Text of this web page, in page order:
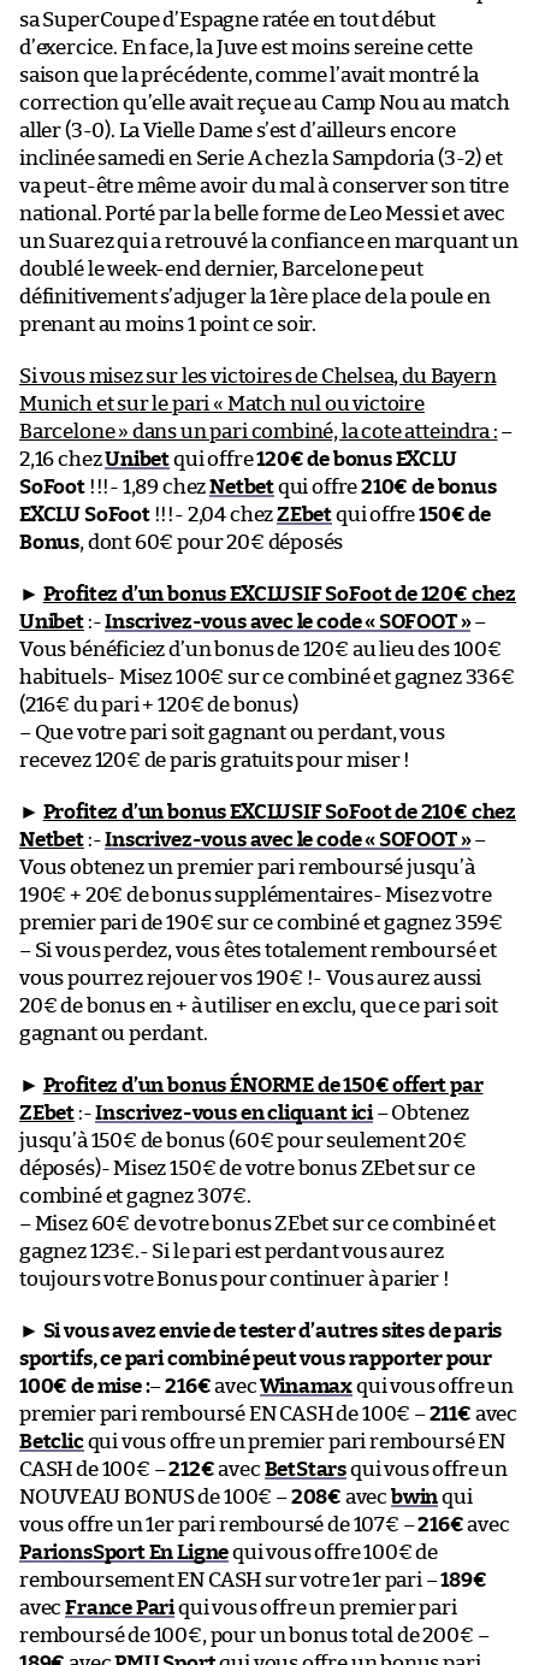
sa SuperCoupe d’Espagne ratée en tout début
d’exercice. En face, la Juve est moins sereine cette
saison que la précédente, comme l’avait montré la
correction qu’elle avait reçue au Camp Nou au match
aller (3-0). La Vielle Dame s’est d’ailleurs encore
inclinée samedi en Serie A chez la Sampdoria (3-2) et
va peut-être même avoir du mal à conserver son titre
national. Porté par la belle forme de Leo Messi et avec
un Suarez qui a retrouvé la confiance en marquant un
doublé le week-end dernier, Barcelone peut
définitivement s’adjuger la 1ère place de la poule en
prenant au moins 1 point ce soir.
Si vous misez sur les victoires de Chelsea, du Bayern
Munich et sur le pari « Match nul ou victoire
Barcelone » dans un pari combiné, la cote atteindra : –
2,16 chezUnibetqui offre120€ de bonus EXCLU
SoFoot!!!- 1,89 chezNetbetqui offre210€ de bonus
EXCLU SoFoot!!!- 2,04 chezZEbetqui offre150€ de
Bonus, dont 60€ pour 20€ déposés
► Profitez d’un bonus EXCLUSIF SoFoot de 120€ chez
Unibet:-Inscrivez-vous avec le code « SOFOOT »–
Vous bénéficiez d’un bonus de 120€ au lieu des 100€
habituels- Misez 100€ sur ce combiné et gagnez 336€
(216€ du pari + 120€ de bonus)
– Que votre pari soit gagnant ou perdant, vous
recevez 120€ de paris gratuits pour miser !
► Profitez d’un bonus EXCLUSIF SoFoot de 210€ chez
Netbet:-Inscrivez-vous avec le code « SOFOOT »–
Vous obtenez un premier pari remboursé jusqu’à
190€ + 20€ de bonus supplémentaires- Misez votre
premier pari de 190€ sur ce combiné et gagnez 359€
– Si vous perdez, vous êtes totalement remboursé et
vous pourrez rejouer vos 190€ !- Vous aurez aussi
20€ de bonus en + à utiliser en exclu, que ce pari soit
gagnant ou perdant.
► Profitez d’un bonus ÉNORME de 150€ offert par
ZEbet :-Inscrivez-vous en cliquant ici– Obtenez
jusqu’à 150€ de bonus (60€ pour seulement 20€
déposés)- Misez 150€ de votre bonus ZEbet sur ce
combiné et gagnez 307€.
– Misez 60€ de votre bonus ZEbet sur ce combiné et
gagnez 123€.- Si le pari est perdant vous aurez
toujours votre Bonus pour continuer à parier !
► Si vous avez envie de tester d’autres sites de paris
sportifs, ce pari combiné peut vous rapporter pour
100€ de mise :–216€avecWinamaxqui vous offre un
premier pari remboursé EN CASH de 100€ –211€ avec
Betclicqui vous offre un premier pari remboursé EN
CASH de 100€ –212€avec BetStarsqui vous offre un
NOUVEAU BONUS de 100€ –208€ avec bwinqui
vous offre un 1er pari remboursé de 107€ –216€avec
ParionsSport En Lignequi vous offre 100€ de
remboursement EN CASH sur votre 1er pari –189€
avecFrance Pariqui vous offre un premier pari
remboursé de 100€, pour un bonus total de 200€ –